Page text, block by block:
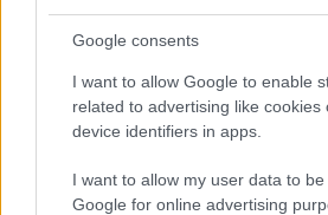
Google consents
I want to allow Google to enable
related to advertising like cookies
device identifiers in apps.
I want to allow my user data to
Google for online advertising
LångloppVasaloppet|Ski Classics
Jenny Rissveds kör
direktsänds i SVT
Jenny Rissveds, bronsmedaljör i